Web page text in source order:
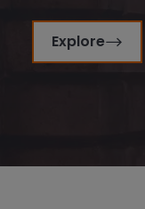
Explore